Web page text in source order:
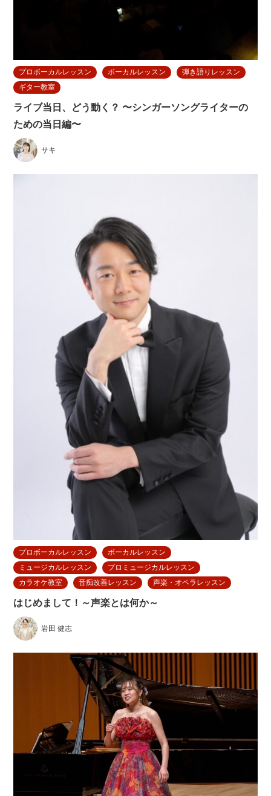
プロボーカルレッスン ボーカルレッスン
弾き語りレッスン
ギター教室
ライブ当日、どう動く？ 〜シンガーソングライターの
ための当日編〜
サキ
プロボーカルレッスン
ボーカルレッスン
ミュージカルレッスン
プロミュージカルレッスン
カラオケ教室
音痴改善レッスン 声楽・オペラレッスン
はじめまして！～声楽とは何か～
岩田 健志